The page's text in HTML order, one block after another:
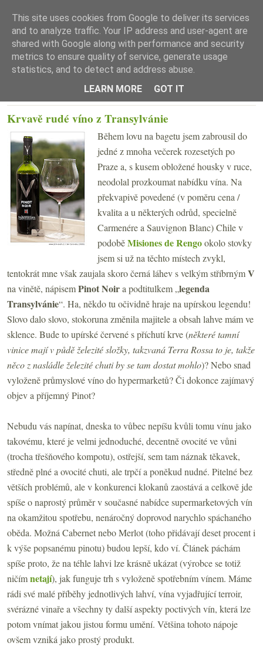
☰ Menu
Krvavě rudé víno z Transylvánie
Během lovu na bagetu jsem zabrousil do
jedné z mnoha večerek rozesetých po
Praze a, s kusem obložené housky v ruce,
neodolal prozkoumat nabídku vína. Na
překvapivě povedené (v poměru cena /
kvalita a u některých odrůd, specielně
Carmenére a Sauvignon Blanc) Chile v
podoběMisiones de Rengookolo stovky
jsem si už na těchto místech zvykl,
tentokrát mne však zaujala skoro černá láhev s velkým stříbrnýmV
na vinětě, nápisemPinot Noira podtitulkem „legenda
Transylvánie“. Ha, někdo tu očividně hraje na upírskou legendu!
Slovo dalo slovo, stokoruna změnila majitele a obsah lahve mám ve
sklence. Bude to upírské červené s příchutí krve (některé tamní
vinice mají v půdě železité složky, takzvaná Terra Rossa to je, takže
něco z nasládle železité chuti by se tam dostat mohlo)? Nebo snad
vyloženě průmyslové víno do hypermarketů? Či dokonce zajímavý
objev a příjemný Pinot?
Nebudu vás napínat, dneska to vůbec nepíšu kvůli tomu vínu jako
takovému, které je velmi jednoduché, decentně ovocité ve vůni
(trocha třešňového kompotu), ostřejší, sem tam náznak těkavek,
středně plné a ovocité chuti, ale trpčí a poněkud nudné. Pitelné bez
větších problémů, ale v konkurenci klokanů zaostává a celkově jde
spíše o naprostý průměr v současné nabídce supermarketových vín
na okamžitou spotřebu, nenáročný doprovod narychlo spáchaného
oběda. Možná Cabernet nebo Merlot (toho přidávají deset procent i
k výše popsanému pinotu) budou lepší, kdo ví. Článek páchám
spíše proto, že na téhle lahvi lze krásně ukázat (výrobce se totiž
ničímnetají), jak funguje trh s vyloženě spotřebním vínem. Máme
rádi své malé příběhy jednotlivých lahví, vína vyjadřující terroir,
svérázné vinaře a všechny ty další aspekty poctivých vín, která lze
potom vnímat jakou jistou formu umění. Většina tohoto nápoje
ovšem vzniká jako prostý produkt.
This site uses cookies from Google to deliver its services
and to analyze traffic. Your IP address and user-agent are
shared with Google along with performance and security
metrics to ensure quality of service, generate usage
statistics, and to detect and address abuse.
LEARN MORE
GOT IT